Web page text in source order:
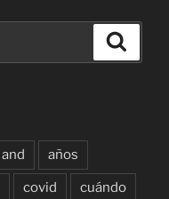
and años
covid cuándo